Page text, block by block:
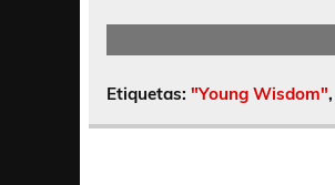
Etiquetas: "Young Wisdom",